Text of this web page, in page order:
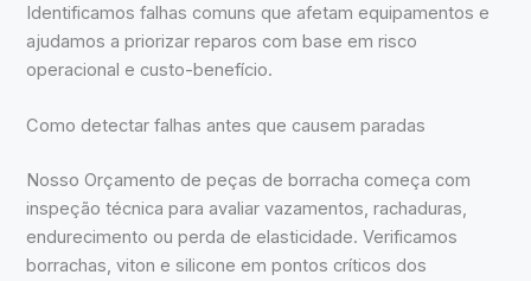
Identificamos falhas comuns que afetam equipamentos e
ajudamos a priorizar reparos com base em risco
operacional e custo-benefício.
Como detectar falhas antes que causem paradas
Nosso Orçamento de peças de borracha começa com
inspeção técnica para avaliar vazamentos, rachaduras,
endurecimento ou perda de elasticidade. Verificamos
borrachas, viton e silicone em pontos críticos dos